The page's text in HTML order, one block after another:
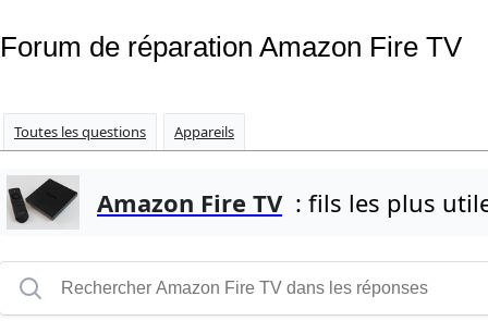
Forum de réparation Amazon Fire TV
Toutes les questions Appareils
Amazon Fire TV: fils les plus